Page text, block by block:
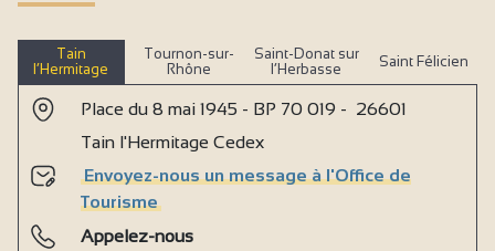
Tain
l’Hermitage
Tournon-sur-
Rhône
Saint-Donat sur
l’Herbasse
Saint Félicien
Place du 8 mai 1945 - BP 70 019 - 26601
Tain l'Hermitage Cedex
Envoyez-nous un message à l'Office de
Tourisme
Appelez-nous